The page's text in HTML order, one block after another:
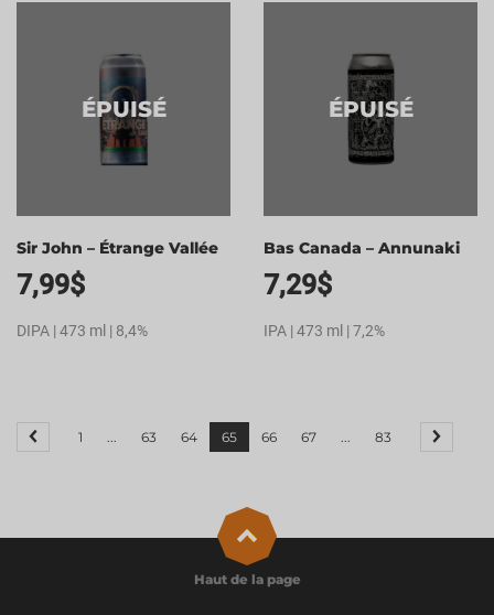
ÉPUISÉ
Sir John – Étrange Vallée
7,99$
DIPA | 473 ml | 8,4%
ÉPUISÉ
Bas Canada – Annunaki
7,29$
IPA | 473 ml | 7,2%
1 ... 63 64 65 66 67 ... 83
Haut de la page